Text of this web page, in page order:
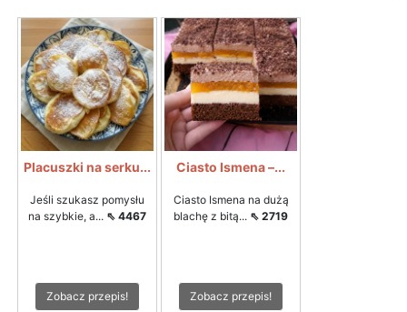
Placuszki na serku...
Jeśli szukasz pomysłu
na szybkie, a... ⇖ 4467
Zobacz przepis!
Ciasto Ismena –...
Ciasto Ismena na dużą
blachę z bitą... ⇖ 2719
Zobacz przepis!